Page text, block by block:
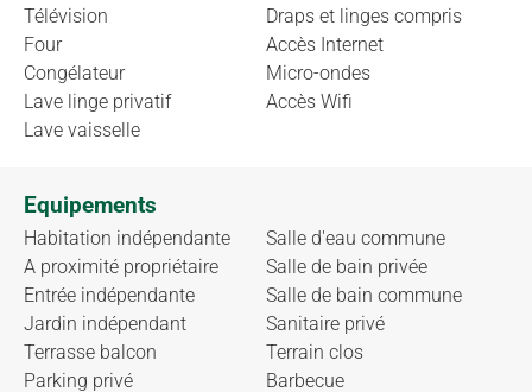
Télévision
Four
Congélateur
Lave linge privatif
Lave vaisselle
Draps et linges compris
Accès Internet
Micro-ondes
Accès Wifi
Equipements
Habitation indépendante
A proximité propriétaire
Entrée indépendante
Jardin indépendant
Terrasse balcon
Parking privé
Salle d'eau commune
Salle de bain privée
Salle de bain commune
Sanitaire privé
Terrain clos
Barbecue